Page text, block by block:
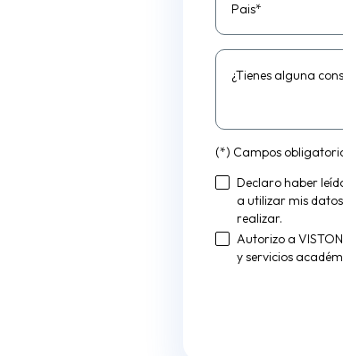
Pais*
¿Tienes alguna
(*) Campos
Declaro haber
a utilizar mis
realizar.
Autorizo a
y servicios